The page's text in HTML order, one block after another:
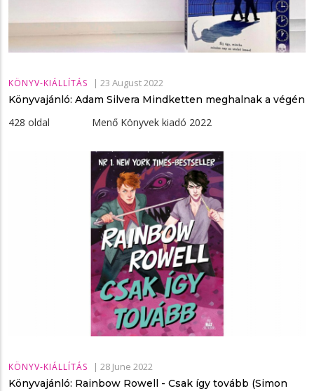
KÖNYV-KIÁLLÍTÁS | 23 August 2022
Könyvajánló: Adam Silvera Mindketten ​meghalnak a végén
428 oldal Menő Könyvek kiadó 2022
KÖNYV-KIÁLLÍTÁS | 28 June 2022
Könyvajánló: Rainbow Rowell - Csak ​így tovább (Simon